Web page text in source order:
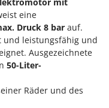
eine
Druck 8 bar auf.
und leistungsfähig und
Ausgezeichnete
50-Liter-
Räder und des